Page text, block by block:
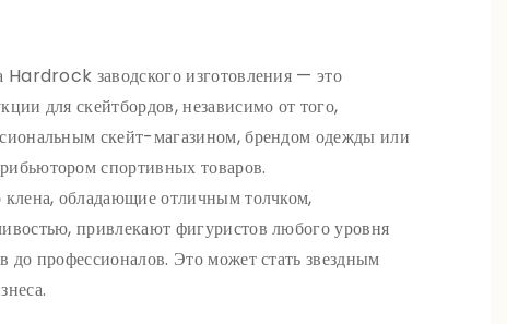
Hardrock заводского изготовления — это
для скейтбордов, независимо от того,
скейт-магазином, брендом одежды или
спортивных товаров.
обладающие отличным толчком,
привлекают фигуристов любого уровня
до профессионалов. Это может стать звездным